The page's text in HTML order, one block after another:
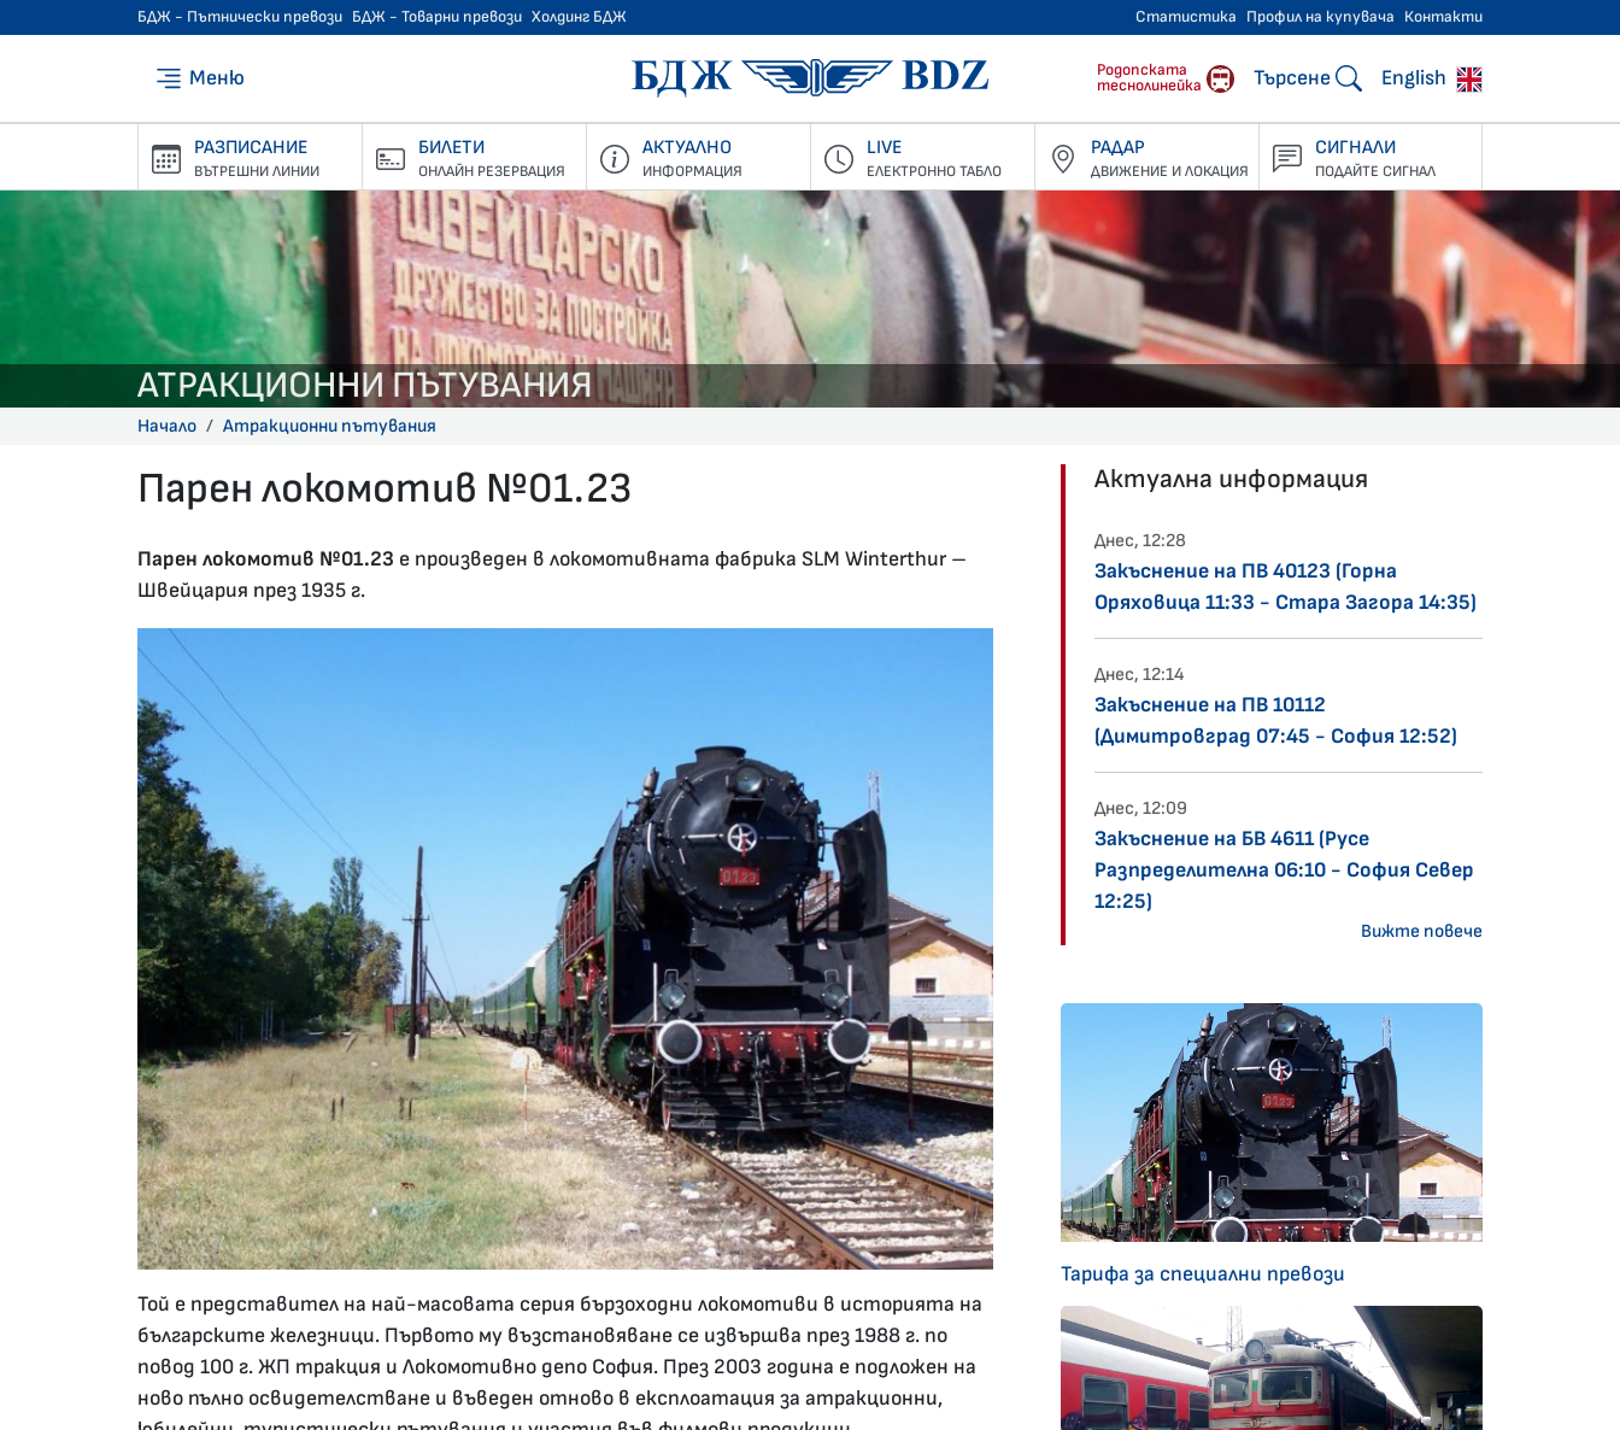
БДЖ - Пътнически превози БДЖ - Товарни превози Холдинг БДЖ Статистика Профил на купувача Контакти
Меню БДЖ - Пътнически превози
Родопската
теснолинейка
Търсене English
РАЗПИСАНИЕ
ВЪТРЕШНИ ЛИНИИ
БИЛЕТИ
ОНЛАЙН РЕЗЕРВАЦИЯ
АКТУАЛНО
ИНФОРМАЦИЯ
LIVE
ЕЛЕКТРОННО ТАБЛО
РАДАР
ДВИЖЕНИЕ И ЛОКАЦИЯ
СИГНАЛИ
ПОДАЙТЕ СИГНАЛ
АТРАКЦИОННИ ПЪТУВАНИЯ
Начало Атракционни пътувания
Парен локомотив №01.23
27.01.2020 •
Парен локомотив №01.23 е произведен в локомотивната фабрика SLM Winterthur –
Швейцария през 1935 г.
Той е представител на най-масовата серия бързоходни локомотиви в историята на
българските железници. Първото му възстановяване се извършва през 1988 г. по
повод 100 г. ЖП тракция и Локомотивно депо София. През 2003 година е подложен на
ново пълно освидетелстване и въведен отново в експлоатация за атракционни,
Актуална информация
Днес, 12:28
Закъснение на ПВ 40123 (Горна
Оряховица 11:33 - Стара Загора 14:35)
Днес, 12:14
Закъснение на ПВ 10112
(Димитровград 07:45 - София 12:52)
Днес, 12:09
Закъснение на БВ 4611 (Русе
Разпределителна 06:10 - София Север
12:25)
Вижте повече
Тарифа за специални превози